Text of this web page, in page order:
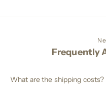
Frequently
What are the shipping costs?